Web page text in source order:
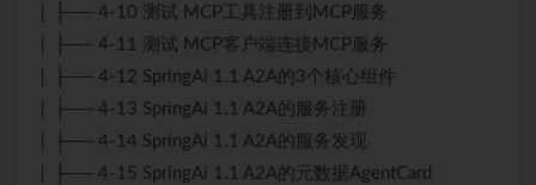
│ ├── 4-10 测试 MCP工具注册到MCP服务
│ ├── 4-11 测试 MCP客户端连接MCP服务
│ ├── 4-12 SpringAi 1.1 A2A的3个核心组件
│ ├── 4-13 SpringAi 1.1 A2A的服务注册
│ ├── 4-14 SpringAi 1.1 A2A的服务发现
│ ├── 4-15 SpringAi 1.1 A2A的元数据AgentCard